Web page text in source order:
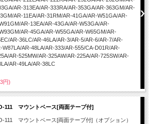
AR-313EA/AR-333RA/AR-353GA/AR-363GM/AR-
AR-11EA/AR-31RM/AR-41GA/AR-W51GA/AR-
AR-13EA/AR-43GA/AR-W53GA/AR-
AR-45GA/AR-W55GA/AR-W65GM/AR-
AR-36LC/AR-46LA/AR-3/AR-5/AR-6/AR-7/AR-
W87LA/AR-48LA/AR-333/AR-555/CA-D01R/AR-
AR-525MW/AR-325AW/AR-225A/AR-725SW/AR-
AR-49LA/AR-38LC
円)
111 マウントベース[両面テープ付]
111 マウントベース[両面テープ付]（オプション）